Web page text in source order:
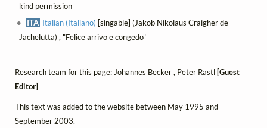
kind permission
ITA Italian (Italiano) [singable] (Jakob Nikolaus Craigher de
Jachelutta) , "Felice arrivo e congedo"
Research team for this page: Johannes Becker , Peter Rastl[Guest
Editor]
This text was added to the website between May 1995 and
September 2003.